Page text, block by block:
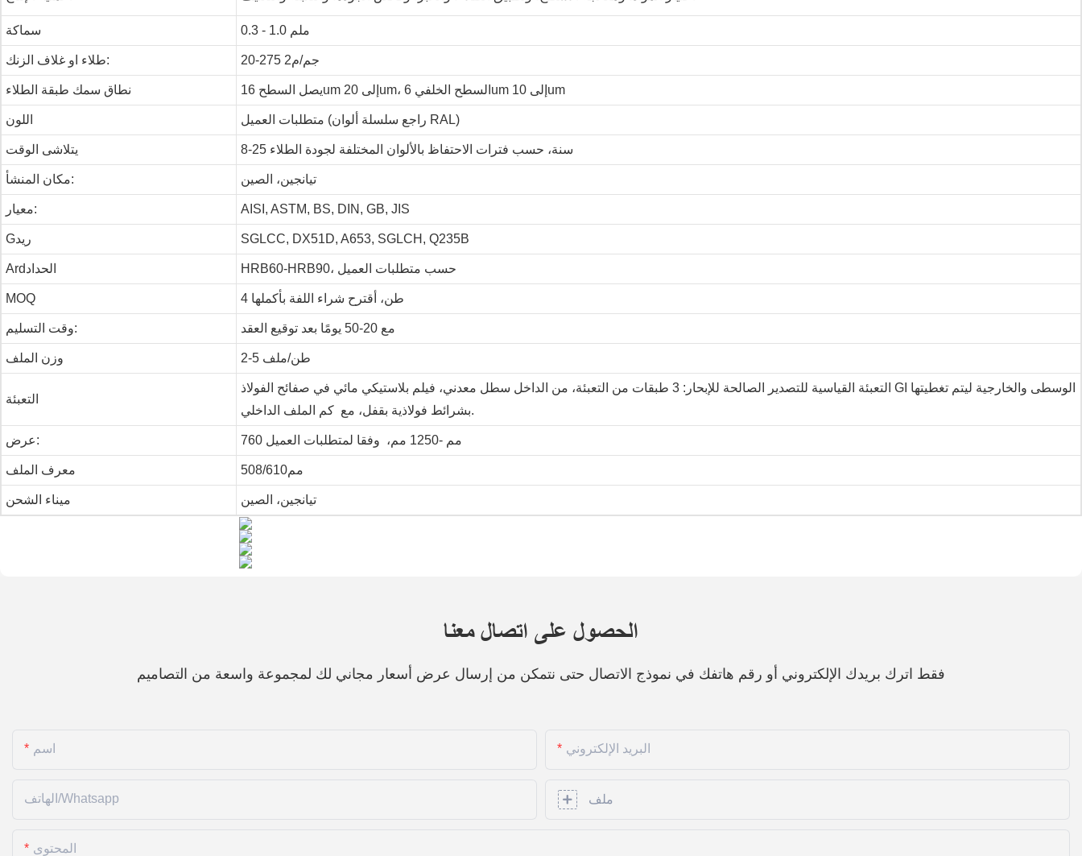
سماكة 0.3 - 1.0 ملم
طلاء او غلاف الزنك: 20-275 جم/م2
نطاق سمك طبقة الطلاء يصل السطح 16um إلى 20um، السطح الخلفي 6um إلى 10um
اللون متطلبات العميل (راجع سلسلة ألوان RAL)
يتلاشى الوقت 8-25 سنة، حسب فترات الاحتفاظ بالألوان المختلفة لجودة الطلاء
مكان المنشأ: تيانجين، الصين
معيار: AISI, ASTM, BS, DIN, GB, JIS
Gريد SGLCC, DX51D, A653, SGLCH, Q235B
Ardالحداد HRB60-HRB90، حسب متطلبات العميل
MOQ 4 طن، أقترح شراء اللفة بأكملها
وقت التسليم: مع 20-50 يومًا بعد توقيع العقد
وزن الملف 2-5 طن/ملف
التعبئة
التعبئة القياسية للتصدير الصالحة للإبحار: 3 طبقات من التعبئة، من الداخل سطل معدني، فيلم بلاستيكي مائي في صفائح الفولاذ GI الوسطى والخارجية ليتم تغطيتها
بشرائط فولاذية بقفل، مع كم الملف الداخلي.
عرض: 760 مم -1250 مم، وفقا لمتطلبات العميل
معرف الملف مم508/610
ميناء الشحن تيانجين، الصين
الحصول على اتصال معنا
فقط اترك بريدك الإلكتروني أو رقم هاتفك في نموذج الاتصال حتى نتمكن من إرسال عرض أسعار مجاني لك لمجموعة واسعة من التصاميم
اسم البريد الإلكتروني
الهاتف/whatsapp ملف
المحتوى